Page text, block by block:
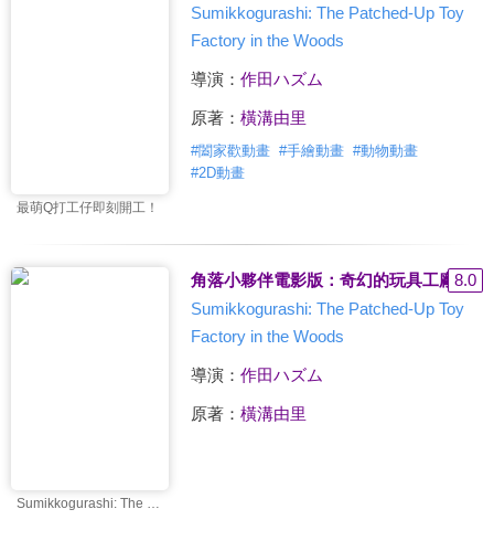
最萌Q打工仔即刻開工！
Sumikkogurashi: The Patched-Up Toy
Factory in the Woods
導演： 作田ハズム
原著： 橫溝由里
#闔家歡動畫 #手繪動畫 #動物動畫
#2D動畫
角落小夥伴電影版：奇幻的玩具工廠(國)
8.0
Sumikkogurashi: The Patched-Up Toy
Factory in the Woods
導演： 作田ハズム
原著： 橫溝由里